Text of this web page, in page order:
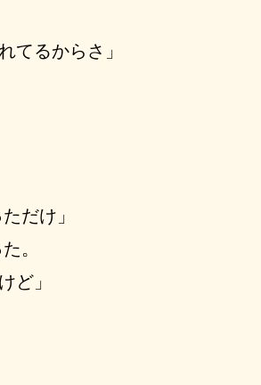
てるからさ」
だけ」
。
ど」